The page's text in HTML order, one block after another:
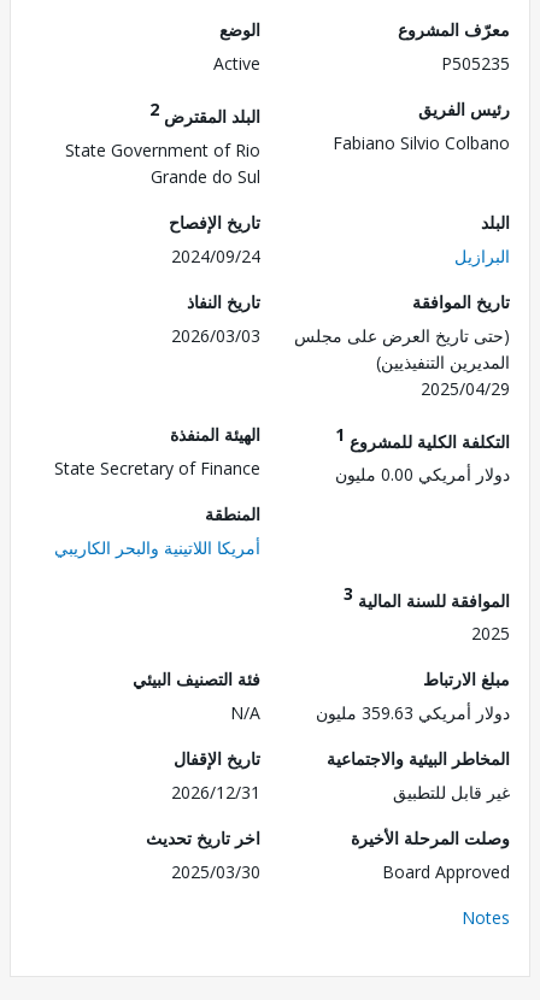
المشروع
الفريق
Fabiano Silvio
البلد المقترض
State Government of Rio
Grande do Sul
تاريخ الإفصاح
2024/09/24
الموافقة
تاريخ العرض على مجلس
التنفيذيين)
2025/
تاريخ النفاذ
2026/03/03
الكلية للمشروع1
0.00 مليون
الهيئة المنفذة
State Secretary of Finance
أمريكا اللاتينية والبحر الكاريبي
للسنة المالية3
359.63 مليون
فئة التصنيف البيئي
N/A
البيئية والاجتماعية
للتطبيق
تاريخ الإقفال
2026/12/31
المرحلة الأخيرة
Board
اخر تاريخ تحديث
2025/03/30